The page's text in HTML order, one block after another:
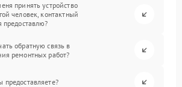
принять устройство
человек, контактный
предоставлю?
обратную связь в
ремонтных работ?